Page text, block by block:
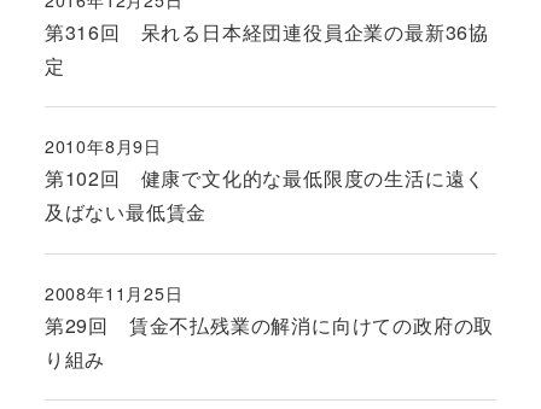
第316回 呆れる日本経団連役員企業の最新36協
定
投稿日
第102回 健康で文化的な最低限度の生活に遠く
及ばない最低賃金
投稿日
2010年8月9日
第29回 賃金不払残業の解消に向けての政府の取
り組み
投稿日
2008年11月25日